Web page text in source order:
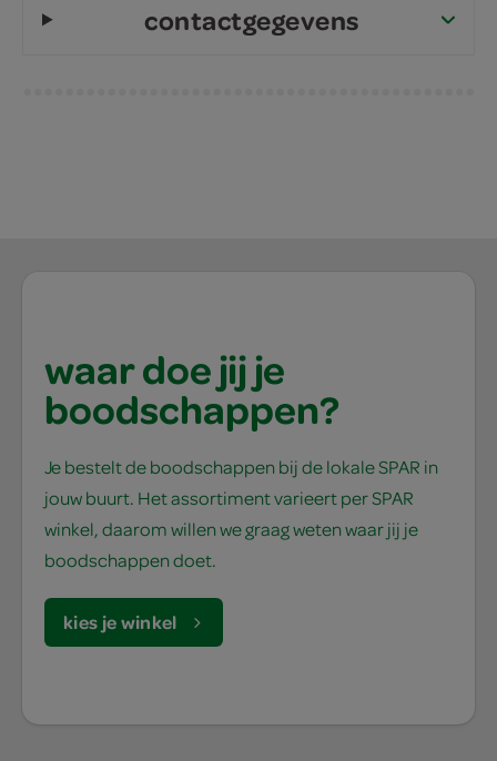
contactgegevens
waar doe jij je
boodschappen?
Je bestelt de boodschappen bij de lokale SPAR in
jouw buurt. Het assortiment varieert per SPAR
winkel, daarom willen we graag weten waar jij je
boodschappen doet.
kies je winkel